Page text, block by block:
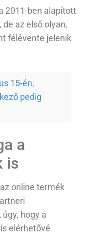
2011-ben alapított
az első olyan,
félévente jelenik
15-én,
pedig
a
is
online termék
hogy a
elérhetővé